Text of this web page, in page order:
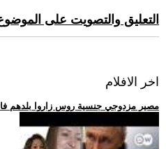
التعليق والتصويت على
اخر الافلام
.. مصير مزدوجي جنسية روس زاروا بلدهم